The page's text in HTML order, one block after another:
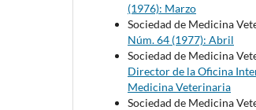
(1976): Marzo
Sociedad de Medicina
Núm. 64 (1977): Abril
Sociedad de Medicina
Director de la Oficina
Medicina Veterinaria
Sociedad de Medicina